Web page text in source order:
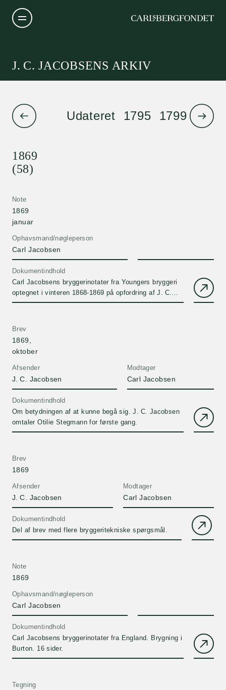
J. C. JACOBSENS ARKIV
Udateret 1795 1799 1801
1869
(58)
Ophavsmand/nøgleperson
Carl Jacobsen
Note
1869
januar
Dokumentindhold
Carl Jacobsens bryggerinotater fra Youngers bryggeri
optegnet i vinteren 1868-1869 på opfordring af J. C.
Jacobsen (jfr. brev af 8.december 1868)Afventer
Afsender
J. C. Jacobsen
Brev
1869,
oktober
Modtager
Carl Jacobsen
Dokumentindhold
Om betydningen af at kunne begå sig. J. C. Jacobsen
omtaler Otilie Stegmann for første gang.
Afsender
J. C. Jacobsen
Brev
1869
Modtager
Carl Jacobsen
Dokumentindhold
Del af brev med flere bryggeritekniske spørgsmål.
Ophavsmand/nøgleperson
Carl Jacobsen
Note
1869
Dokumentindhold
Carl Jacobsens bryggerinotater fra England. Brygning i
Burton. 16 sider.
Tegning